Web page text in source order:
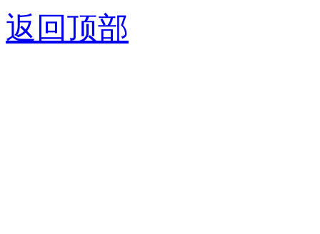
返回顶部